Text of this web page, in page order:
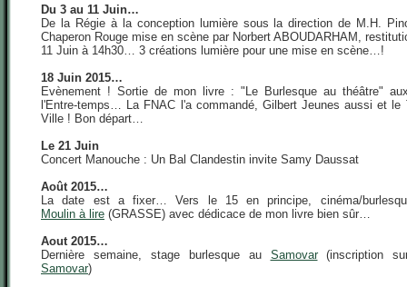
Du 3 au 11 Juin…
De la Régie à la conception lumière sous la direction de M.H.
Chaperon Rouge mise en scène par Norbert ABOUDARHAM,
11 Juin à 14h30… 3 créations lumière pour une mise en scène…!
18 Juin 2015…
Evènement ! Sortie de mon livre : "Le Burlesque au théâtre"
l'Entre-temps… La FNAC l'a commandé, Gilbert Jeunes aussi et le
Ville ! Bon départ…
Le 21 Juin
Concert Manouche : Un Bal Clandestin invite Samy Daussat
Août 2015…
La date est a fixer… Vers le 15 en principe, cinéma/
Moulin à lire (GRASSE) avec dédicace de mon livre bien sûr…
Aout 2015…
Dernière semaine, stage burlesque au Samovar(inscription
Samovar)